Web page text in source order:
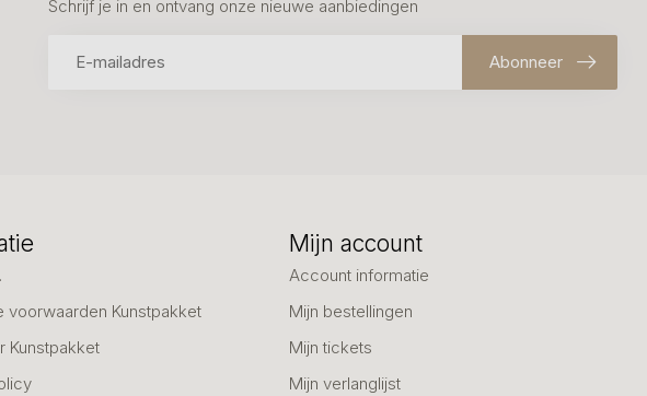
Schrijf je in en ontvang onze nieuwe aanbiedingen
Abonneer
voorwaarden Kunstpakket
Kunstpakket
Mijn account
Account informatie
Mijn bestellingen
Mijn tickets
Mijn verlanglijst